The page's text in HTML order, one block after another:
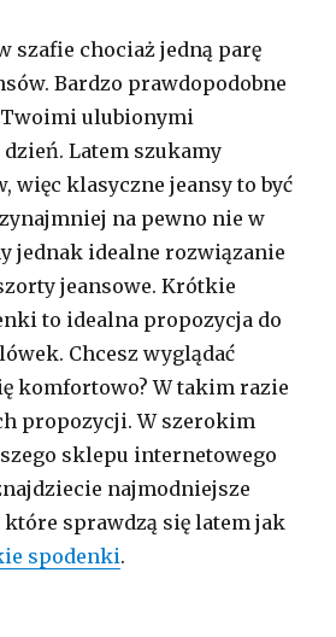
szafie chociaż jedną parę
Bardzo prawdopodobne
Twoimi ulubionymi
Latem szukamy
więc klasyczne jeansy to być
na pewno nie w
jednak idealne rozwiązanie
jeansowe. Krótkie
to idealna propozycja do
Chcesz wyglądać
komfortowo? W takim razie
propozycji. W szerokim
sklepu internetowego
najmodniejsze
które sprawdzą się latem jak
spodenki.